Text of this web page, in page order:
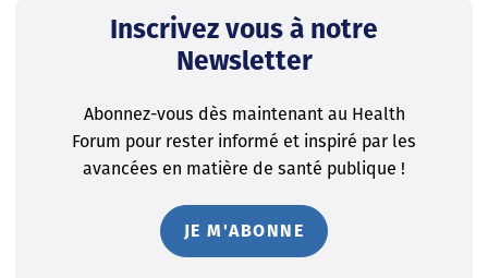
Inscrivez vous à notre
Newsletter
Abonnez-vous dès maintenant au Health
Forum pour rester informé et inspiré par les
avancées en matière de santé publique !
JE M'ABONNE